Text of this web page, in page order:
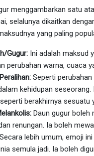
menggambarkan satu
selalunya dikaitkan
yang paling
Gugur: Ini adalah maksud
perubahan warna, cuaca
Seperti
kehidupan
berakhirnya sesuatu
Daun gugur boleh
renungan. Ia boleh
Secara lebih umum, emoji
semula jadi. Ia boleh